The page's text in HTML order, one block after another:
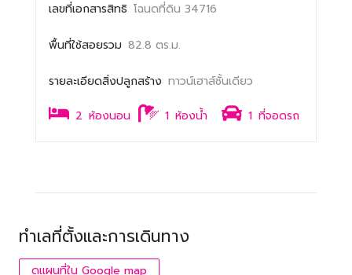
เลขที่เอกสารสิทธิ โฉนดที่ดิน 34716
พื้นที่ใช้สอยรวม 82.8 ตร.ม.
รายละเอียดสิ่งปลูกสร้าง ทาวน์เฮาส์ชั้นเดียว
2 ห้องนอน 1 ห้องน้ำ 1 ที่จอดรถ
ทำเลที่ตั้งและการเดินทาง
ดูแผนที่ใน Google map